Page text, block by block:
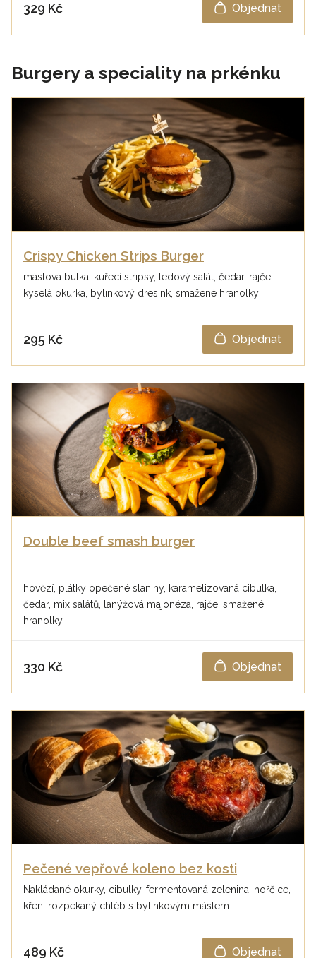
329 Kč Objednat
Burgery a speciality na prkénku
Crispy Chicken Strips Burger
máslová bulka, kuřecí stripsy, ledový salát, čedar, rajče,
kyselá okurka, bylinkový dresink, smažené hranolky
295 Kč Objednat
Double beef smash burger
hovězí, plátky opečené slaniny, karamelizovaná cibulka,
čedar, mix salátů, lanýžová majonéza, rajče, smažené
hranolky
330 Kč Objednat
Pečené vepřové koleno bez kosti
Nakládané okurky, cibulky, fermentovaná zelenina, hořčice,
křen, rozpékaný chléb s bylinkovým máslem
489 Kč Objednat